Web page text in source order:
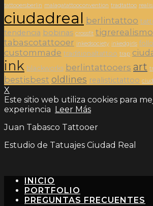
tattooersberlin malagatattooconvention tradtattoo
ciudadreal berlintattoo
tendencia bobinas crossfit tigrerealismo
tabascotattooer inkedsociety inkedgirls
custommade traditionaltattoo trap
ink blackworks berlintattooers art
bestisbest oldlines realistictattoo
X
Este sitio web utiliza cookies para
experiencia Leer Más
Juan Tabasco Tattooer
Estudio de Tatuajes Ciudad Real
INICIO
PORTFOLIO
PREGUNTAS FRECUENTES